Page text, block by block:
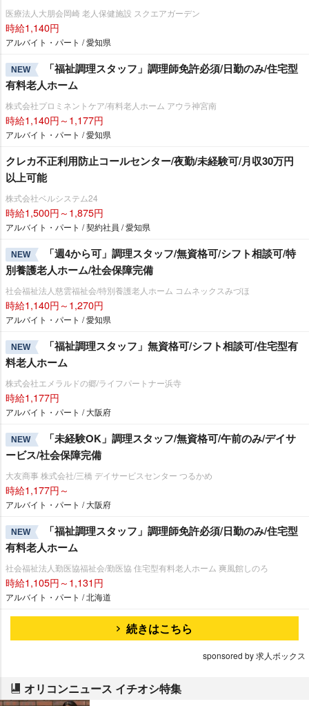
医療法人大朋会岡崎 老人保健施設 スクエアガーデン
時給1,140円
アルバイト・パート / 愛知県
NEW
「福祉調理スタッフ」調理師免許必須/日勤のみ/住宅型
有料老人ホーム
株式会社プロミネントケア/有料老人ホーム アウラ神宮南
時給1,140円～1,177円
アルバイト・パート / 愛知県
クレカ不正利用防止コールセンター/夜勤/未経験可/月収30万円
以上可能
株式会社ベルシステム24
時給1,500円～1,875円
アルバイト・パート / 契約社員 / 愛知県
NEW
「週4から可」調理スタッフ/無資格可/シフト相談可/特
別養護老人ホーム/社会保障完備
社会福祉法人慈雲福祉会/特別養護老人ホーム コムネックスみづほ
時給1,140円～1,270円
アルバイト・パート / 愛知県
NEW
「福祉調理スタッフ」無資格可/シフト相談可/住宅型有
料老人ホーム
株式会社エメラルドの郷/ライフパートナー浜寺
時給1,177円
アルバイト・パート / 大阪府
NEW
「未経験OK」調理スタッフ/無資格可/午前のみ/デイサ
ービス/社会保障完備
大友商事 株式会社/三橋 デイサービスセンター つるかめ
時給1,177円～
アルバイト・パート / 大阪府
NEW
「福祉調理スタッフ」調理師免許必須/日勤のみ/住宅型
有料老人ホーム
社会福祉法人勤医協福祉会/勤医協 住宅型有料老人ホーム 爽風館しのろ
時給1,105円～1,131円
アルバイト・パート / 北海道
続きはこちら
sponsored by 求人ボックス
オリコンニュース イチオシ特集